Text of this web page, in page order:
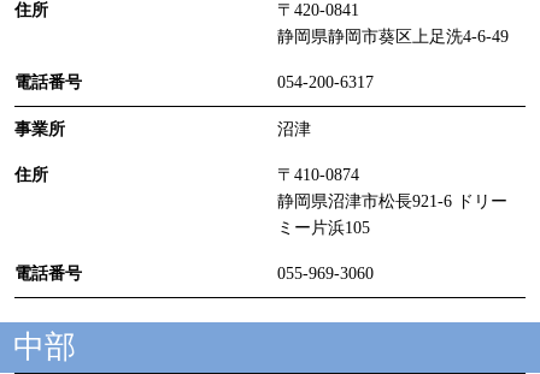
〒420-0841
静岡県静岡市葵区上足洗4-6-49
054-200-6317
沼津
〒410-0874
静岡県沼津市松長921-6 ドリー
ミー片浜105
055-969-3060
中部